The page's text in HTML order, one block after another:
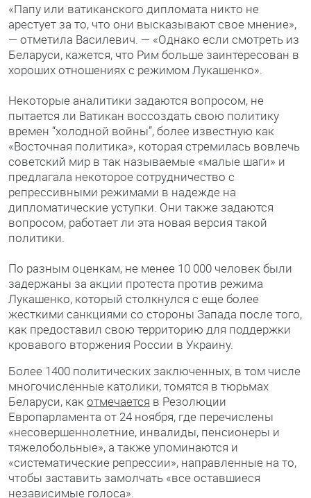
«Папу или ватиканского дипломата никто не
арестует за то, что они высказывают свое мнение»,
— отметила Василевич. — «Однако если смотреть из
Беларуси, кажется, что Рим больше заинтересован в
хороших отношениях с режимом Лукашенко».
Некоторые аналитики задаются вопросом, не
пытается ли Ватикан воссоздать свою политику
времен “холодной войны”, более известную как
«Восточная политика», которая стремилась вовлечь
советский мир в так называемые «малые шаги» и
предлагала некоторое сотрудничество с
репрессивными режимами в надежде на
дипломатические уступки. Они также задаются
вопросом, работает ли эта новая версия такой
политики.
По разным оценкам, не менее 10 000 человек были
задержаны за акции протеста против режима
Лукашенко, который столкнулся с еще более
жесткими санкциями со стороны Запада после того,
как предоставил свою территорию для поддержки
кровавого вторжения России в Украину.
Более 1400 политических заключенных, в том числе
многочисленные католики, томятся в тюрьмах
Беларуси, какотмечается в Резолюции
Европарламента от 24 ноября, где перечислены
«несовершеннолетние, инвалиды, пенсионеры и
тяжелобольные», а также упоминаются и
«систематические репрессии», направленные на то,
чтобы заставить замолчать «все оставшиеся
независимые голоса».